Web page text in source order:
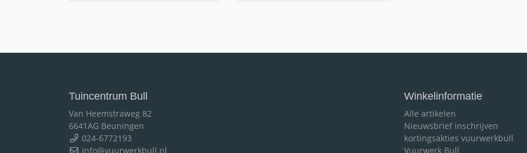
Tuincentrum Bull
Van Heemstraweg 82
6641AG Beuningen
024-6772193
info@vuurwerkbull.nl
Winkelinformatie
Alle artikelen
Nieuwsbrief inschrijven
kortingsakties vuurwerkbull
Vuurwerk Bull